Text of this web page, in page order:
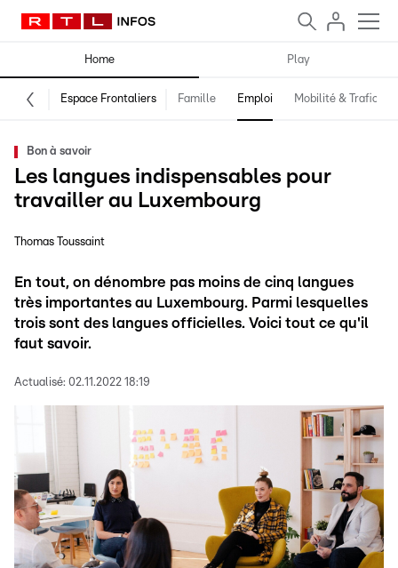
Home Play
Espace Frontaliers Famille Emploi Mobilité & Trafic
Bon à savoir
Les langues indispensables pour
travailler au Luxembourg
Thomas Toussaint
En tout, on dénombre pas moins de cinq langues
très importantes au Luxembourg. Parmi lesquelles
trois sont des langues officielles. Voici tout ce qu'il
faut savoir.
Actualisé: 02.11.2022 18:19